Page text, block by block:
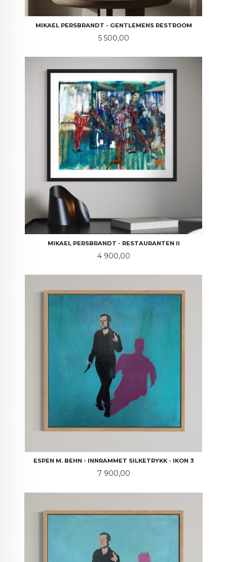
MIKAEL PERSBRANDT - GENTLEMENS RESTROOM
Pris
5 500,00
MIKAEL PERSBRANDT - RESTAURANTEN II
Pris
4 900,00
ESPEN M. BEHN - INNRAMMET SILKETRYKK - IKON 3
Pris
7 900,00